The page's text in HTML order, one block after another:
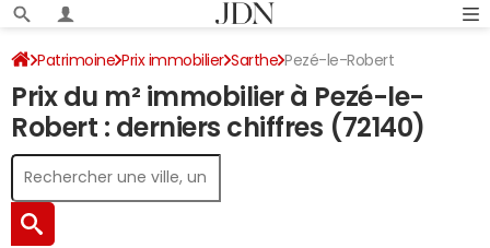
Patrimoine Prix immobilier Sarthe Pezé-le-Robert
Prix du m² immobilier à Pezé-le-
Robert : derniers chiffres (72140)